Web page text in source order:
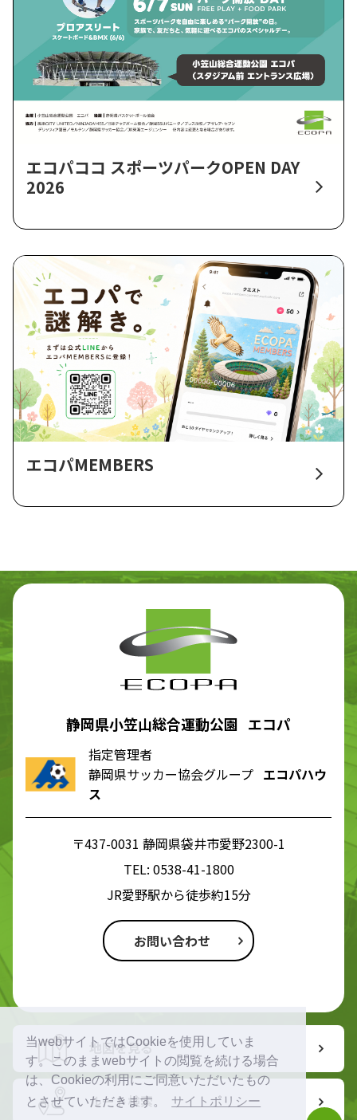
当webサイトではCookieを使用していま
す。このままwebサイトの閲覧を続ける場合
は、Cookieの利用にご同意いただいたもの
とさせていただきます。
サイトポリシー
エコパココ スポーツパークOPEN DAY
2026
エコパMEMBERS
静岡県小笠山総合運動公園 エコパ
指定管理者
静岡県サッカー協会グループ エコパハウ
ス
〒437-0031 静岡県袋井市愛野2300-1
TEL: 0538-41-1800
JR愛野駅から徒歩約15分
お問い合わせ
地図を見る
ルート検索